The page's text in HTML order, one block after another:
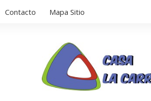
Contacto Mapa Sitio